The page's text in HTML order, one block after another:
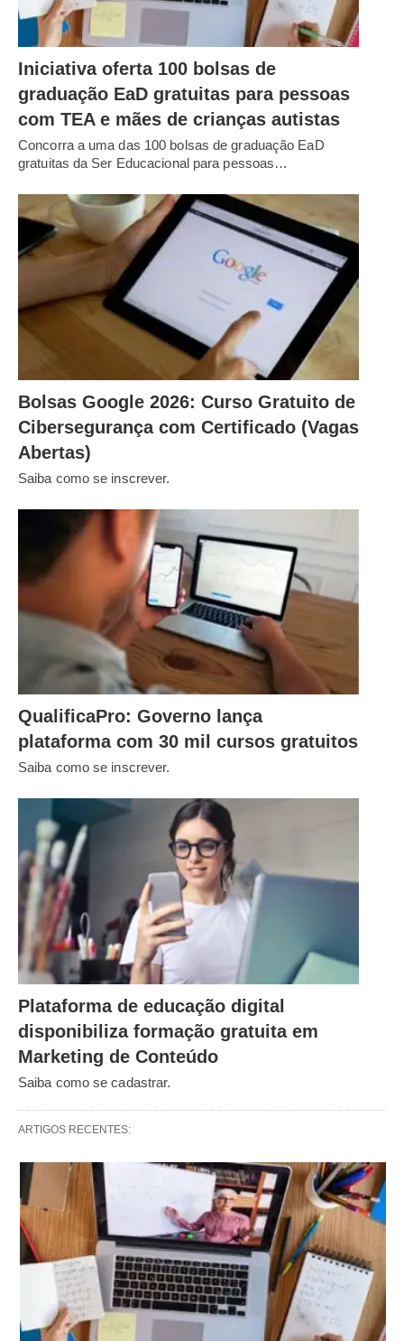
Iniciativa oferta 100 bolsas de
graduação EaD gratuitas para pessoas
com TEA e mães de crianças autistas
Concorra a uma das 100 bolsas de graduação EaD
gratuitas da Ser Educacional para pessoas…
Bolsas Google 2026: Curso Gratuito de
Cibersegurança com Certificado (Vagas
Abertas)
Saiba como se inscrever.
QualificaPro: Governo lança
plataforma com 30 mil cursos gratuitos
Saiba como se inscrever.
Plataforma de educação digital
disponibiliza formação gratuita em
Marketing de Conteúdo
Saiba como se cadastrar.
ARTIGOS RECENTES: